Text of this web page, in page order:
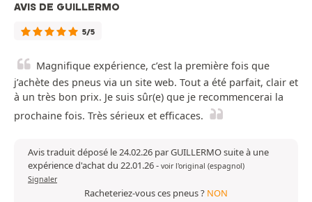
AVIS DE GUILLERMO
5/5
Magnifique expérience, c’est la première fois que
j’achète des pneus via un site web. Tout a été parfait, clair et
à un très bon prix. Je suis sûr(e) que je recommencerai la
prochaine fois. Très sérieux et efficaces.
Avis traduit déposé le 24.02.26 par GUILLERMO suite à une
expérience d'achat du 22.01.26- voir l'original (espagnol)
Signaler
Racheteriez-vous ces pneus ? NON